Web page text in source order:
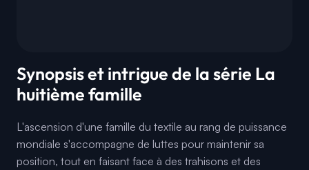
Synopsis et intrigue de la série La
huitième famille
L'ascension d'une famille du textile au rang de puissance
mondiale s'accompagne de luttes pour maintenir sa
position, tout en faisant face à des trahisons et des